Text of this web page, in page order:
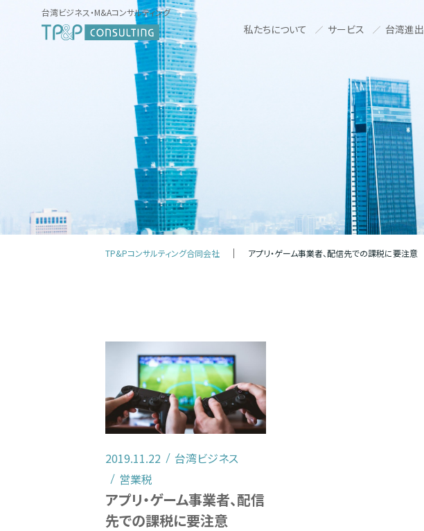
台湾ビジネス・M&Aコンサルティング
私たちについて サービス 台湾進出
TP&Pコンサルティング合同会社 アプリ・ゲーム事業者、配信先での課税に要注意
2019.11.22
台湾ビジネス
営業税
アプリ・ゲーム事業者、配信
先での課税に要注意